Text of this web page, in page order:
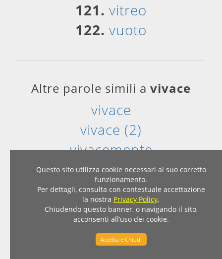
121. vitreo
122. vuoto
Altre parole simili a vivace
vivace
vivace (2)
vivacemente
Sinonimi più cercati oggi:
di cattiva qualitÃ
vergogna
Questo sito utilizza cookie necessari al suo corretto
funzionamento.
Per dettagli, consulta con contestuale accettazione
la nostra Privacy Policy.
Chiudendo questo banner, o navigando il sito,
acconsenti all’uso dei cookie.
Accetta e Chiudi